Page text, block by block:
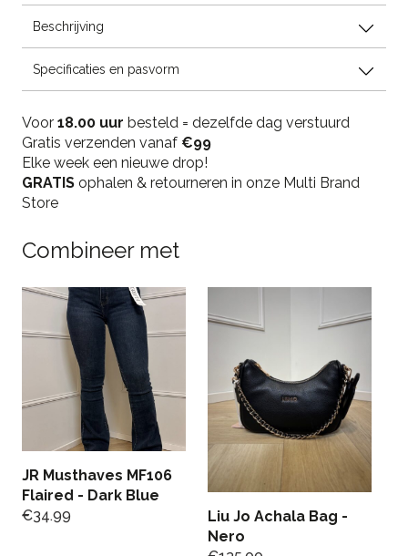
-
Blue
quantity
Beschrijving
Specificaties en pasvorm
Voor 18.00 uur besteld = dezelfde dag verstuurd
Gratis verzenden vanaf €99
Elke week een nieuwe drop!
GRATIS ophalen & retourneren in onze Multi Brand
Store
Combineer met
JR Musthaves MF106
Flaired - Dark Blue
€34.99
Liu Jo Achala Bag -
Nero